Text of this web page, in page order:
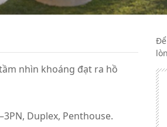
nhìn khoáng đạt ra hồ
Duplex, Penthouse.